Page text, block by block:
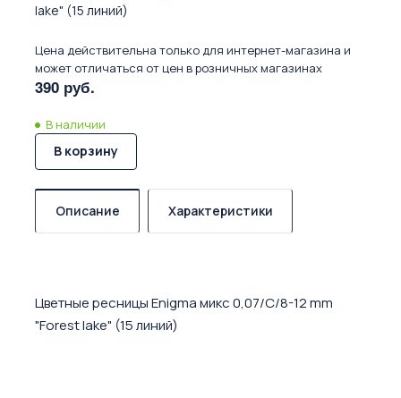
lake" (15 линий)
Цена действительна только для интернет-магазина и
может отличаться от цен в розничных магазинах
390 руб.
В наличии
В корзину
Описание Характеристики
Цветные ресницы Enigma микс 0,07/C/8-12 mm
"Forest lake" (15 линий)